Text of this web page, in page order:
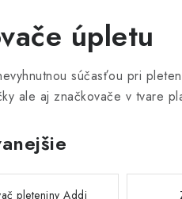
úpletu
súčasťou pri
ale aj značkovače v tvare
pleteniny Addi